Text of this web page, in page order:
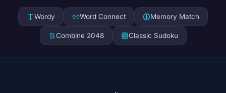
Wordy Word Connect Memory Match
Combine 2048 Classic Sudoku